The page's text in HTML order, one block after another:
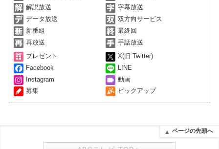
解説放送
字幕放送
データ放送
双方向サービス
新番組
最終回
再放送
手話放送
プレゼント
X(旧 Twitter)
Facebook
LINE
Instagram
動画
募集
ピックアップ
ページの先頭へ